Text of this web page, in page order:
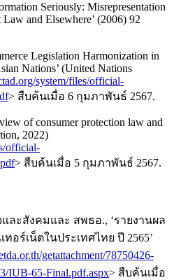
Seriously: Misrepresentation
and Elsewhere’ (2006) 92
Legislation Harmonization in
Nations’ (United Nations
system/files/official-
> สืบค้นเมื่อ 6 กุมภาพันธ์ 2567.
of consumer protection law and
2022)
official-
> สืบค้นเมื่อ 5 กุมภาพันธ์ 2567.
ละสังคมและ สพธอ., ‘รายงานผล
อร์เน็ตในประเทศไทย ปี 2565’
getattachment/78750426-
IUB-65-Final.pdf.aspx> สืบค้นเมื่อ